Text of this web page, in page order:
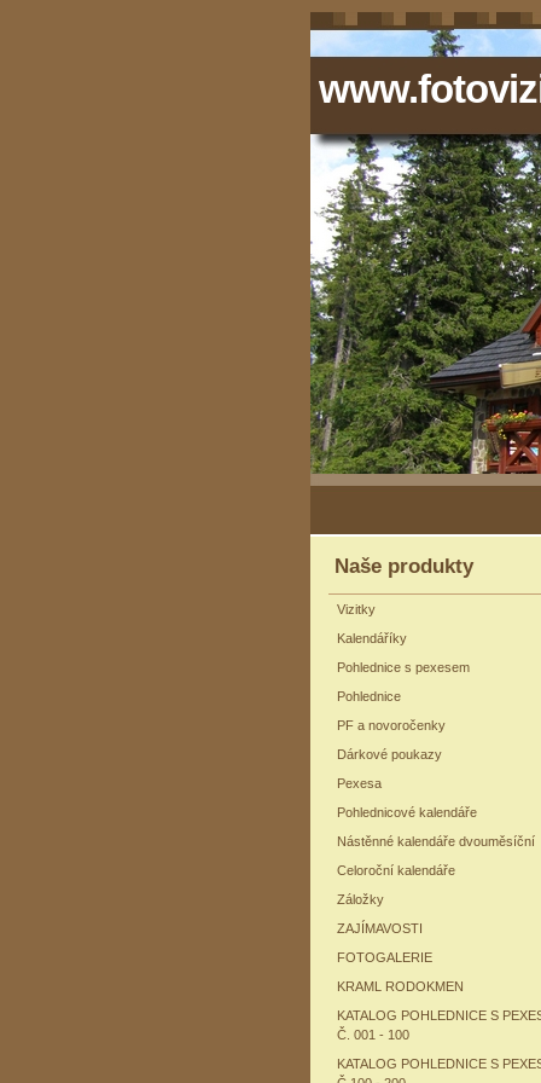
Naše produkty
Vizitky
Kalendáříky
Pohlednice s pexesem
Pohlednice
PF a novoročenky
Dárkové poukazy
Pexesa
Pohlednicové kalendáře
Nástěnné kalendáře dvouměsíční
Celoroční kalendáře
Záložky
ZAJÍMAVOSTI
FOTOGALERIE
KRAML RODOKMEN
KATALOG POHLEDNICE S
Č. 001 - 100
KATALOG POHLEDNICE S